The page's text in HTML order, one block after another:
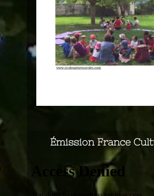
Émission France